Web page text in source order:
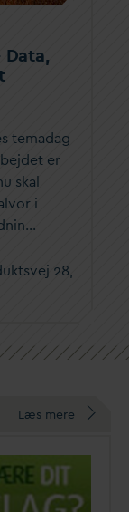
Data,
temadag
er
skal
i
28,
Læs mere